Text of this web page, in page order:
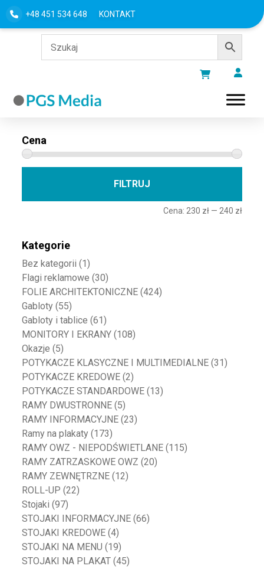
+48 451 534 648 KONTAKT
Filtru według
Cena
FILTRUJ
Cena: 230 zł— 240 zł
Kategorie
Bez kategorii (1)
Flagi reklamowe (30)
FOLIE ARCHITEKTONICZNE (424)
Gabloty (55)
Gabloty i tablice (61)
MONITORY I EKRANY (108)
Okazje (5)
POTYKACZE KLASYCZNE I MULTIMEDIALNE (31)
POTYKACZE KREDOWE (2)
POTYKACZE STANDARDOWE (13)
RAMY DWUSTRONNE (5)
RAMY INFORMACYJNE (23)
Ramy na plakaty (173)
RAMY OWZ - NIEPODŚWIETLANE (115)
RAMY ZATRZASKOWE OWZ (20)
RAMY ZEWNĘTRZNE (12)
ROLL-UP (22)
Stojaki (97)
STOJAKI INFORMACYJNE (66)
STOJAKI KREDOWE (4)
STOJAKI NA MENU (19)
STOJAKI NA PLAKAT (45)